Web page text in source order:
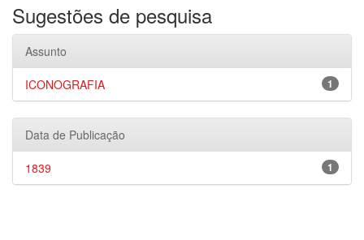
Sugestões de pesquisa
Assunto
1
ICONOGRAFIA
Data de Publicação
1
1839